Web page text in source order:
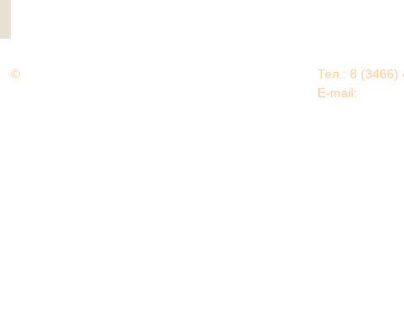
©
Тел.: 8 (3466)
E-mail: